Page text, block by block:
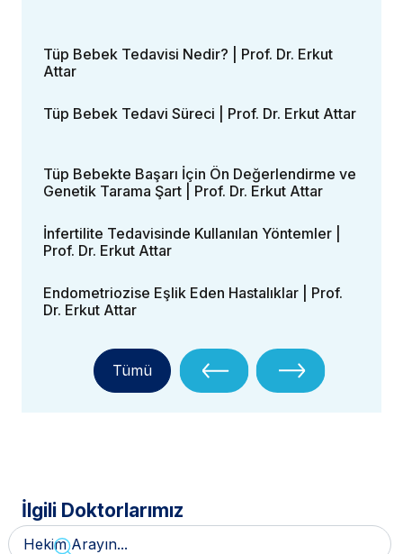
Tüp Bebek Tedavisi Nedir? | Prof. Dr. Erkut
Attar
Tüp Bebek Tedavi Süreci | Prof. Dr. Erkut Attar
Tüp Bebekte Başarı İçin Ön Değerlendirme ve
Genetik Tarama Şart | Prof. Dr. Erkut Attar
İnfertilite Tedavisinde Kullanılan Yöntemler |
Prof. Dr. Erkut Attar
Endometriozise Eşlik Eden Hastalıklar | Prof.
Dr. Erkut Attar
Tümü
İlgili Doktorlarımız